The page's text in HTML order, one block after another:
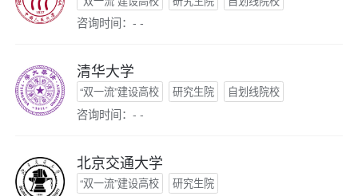
咨询时间：- -
清华大学
“双一流”建设高校 研究生院 自划线院校
咨询时间：- -
北京交通大学
“双一流”建设高校 研究生院